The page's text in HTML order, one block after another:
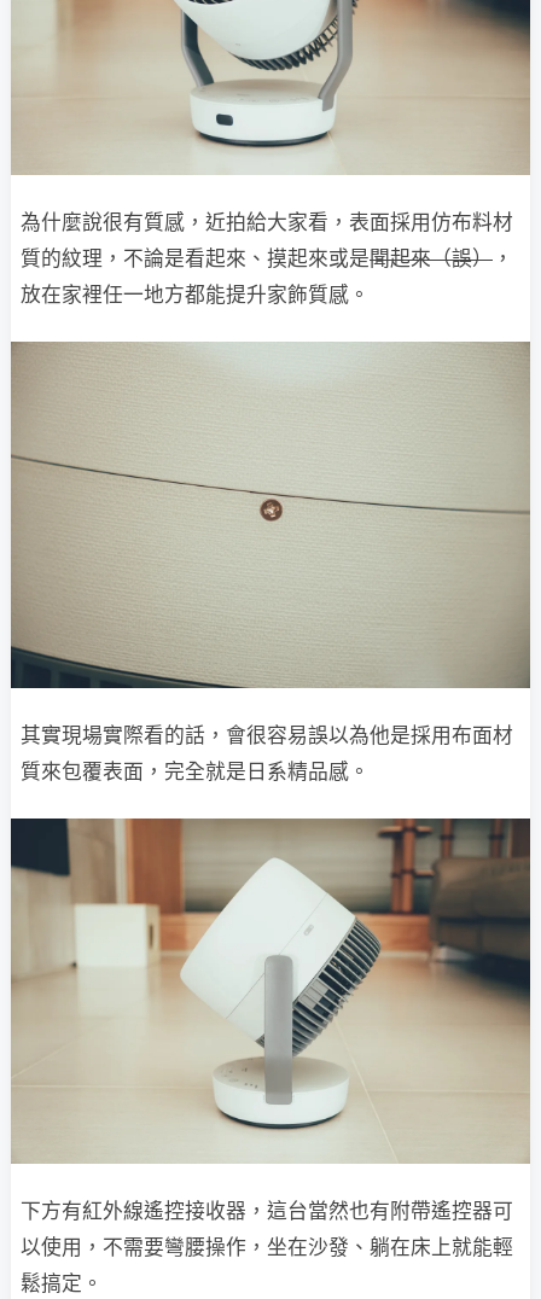
為什麼說很有質感，近拍給大家看，表面採用仿布料材
質的紋理，不論是看起來、摸起來或是聞起來（誤） ，
放在家裡任一地方都能提升家飾質感。
其實現場實際看的話，會很容易誤以為他是採用布面材
質來包覆表面，完全就是日系精品感。
下方有紅外線遙控接收器，這台當然也有附帶遙控器可
以使用，不需要彎腰操作，坐在沙發、躺在床上就能輕
鬆搞定。